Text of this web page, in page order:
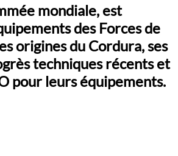
mondiale, est
des Forces de
origines du Cordura, ses
techniques récents et
pour leurs équipements.